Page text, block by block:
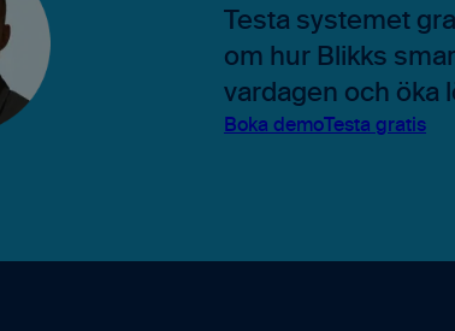
Testa systemet
om hur Blikks
vardagen och öka
Boka demo Testa gratis